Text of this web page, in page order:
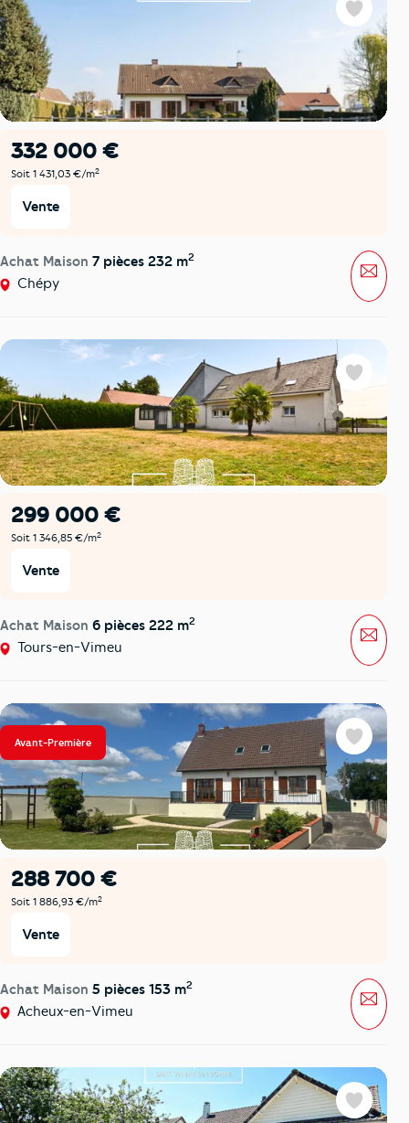
332 000 €
Soit 1 431,03 €/m2
Vente
Achat Maison 7 pièces 232 m2
Chépy
Favoris
299 000 €
Soit 1 346,85 €/m2
Vente
Achat Maison 6 pièces 222 m2
Tours-en-Vimeu
Favoris
Avant-Première
288 700 €
Soit 1 886,93 €/m2
Vente
Achat Maison 5 pièces 153 m2
Acheux-en-Vimeu
Favoris
Favoris